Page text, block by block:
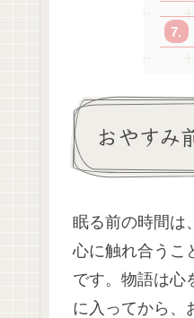
おやすみ
眠る前の時間は
心に触れ合うこ
です。物語は心
に入ってから、